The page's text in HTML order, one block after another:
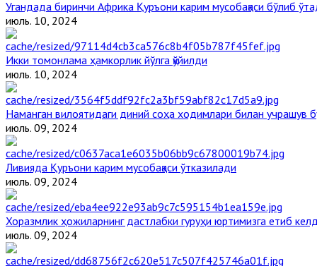
Угандада биринчи Aфрика Қуръони карим мусобақаси бўлиб
июль. 10, 2024
Икки томонлама ҳамкорлик йўлга қўйилди
июль. 10, 2024
Наманган вилоятидаги диний соҳа ходимлари билан учрашув
июль. 09, 2024
Ливияда Қуръони карим мусобақаси ўтказилади
июль. 09, 2024
Хоразмлик ҳожиларнинг дастлабки гуруҳи юртимизга етиб
июль. 09, 2024